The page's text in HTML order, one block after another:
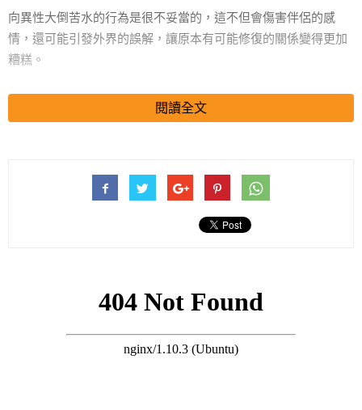
向異性大倒苦水的行為是很不妥當的，這不但會傷害伴侶的感
情，還可能引發外界的誤解，讓原本有可能修復的關係變得更加
糟糕。
搜尋 Travel
這種拒於門外的行為，屬於冷暴力，它對感情的傷害往往比激烈
閱讀全文